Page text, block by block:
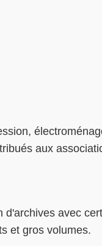
aux
avec
et gros volumes.